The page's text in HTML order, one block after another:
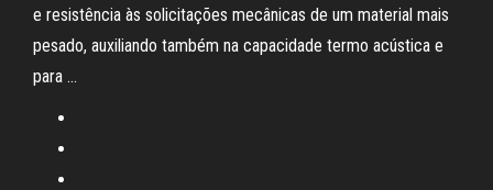
e resistência às solicitações mecânicas de um material mais
pesado, auxiliando também na capacidade termo acústica e
para …